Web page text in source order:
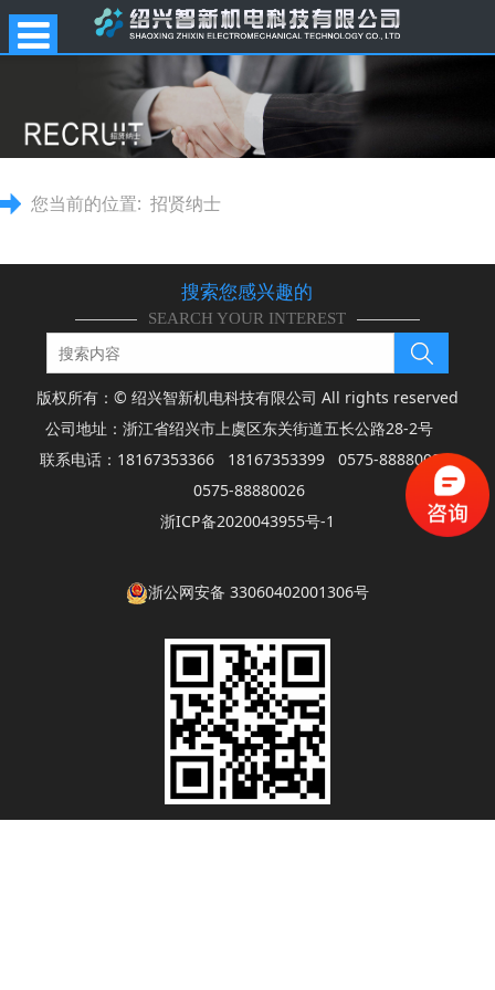
您当前的位置:招贤纳士
搜索您感兴趣的
SEARCH YOUR INTEREST
版权所有：© 绍兴智新机电科技有限公司 All rights reserved
公司地址：浙江省绍兴市上虞区东关街道五长公路28-2号
联系电话：18167353366 18167353399 0575-88880025
0575-88880026
浙ICP备2020043955号-1
浙公网安备 33060402001306号